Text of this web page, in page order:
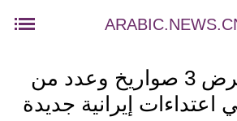
البحرين تعترض 3 صواريخ وعدد من
إيرانية جديدة